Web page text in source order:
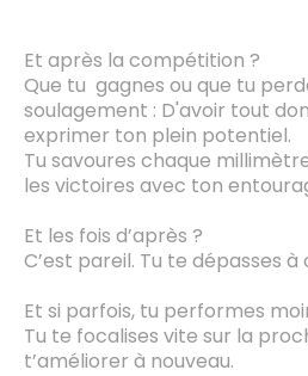
Et après la compétition ?
Que tu gagnes ou que tu
soulagement : D'avoir tout
exprimer ton plein potentiel.
Tu savoures chaque
les victoires avec ton
Et les fois d’après ?
C’est pareil. Tu te dépasses
Et si parfois, tu performes
Tu te focalises vite sur la
t’améliorer à nouveau.